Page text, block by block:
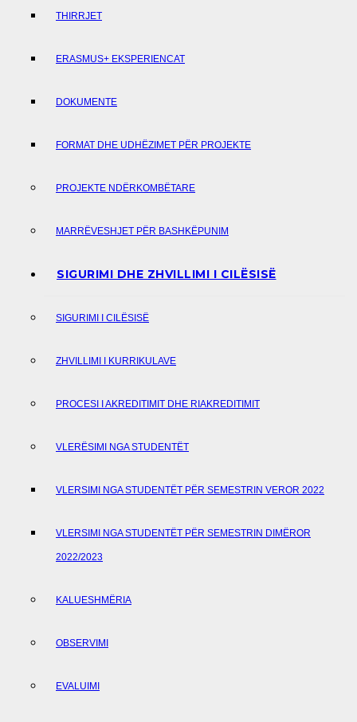
THIRRJET
ERASMUS+ EKSPERIENCAT
DOKUMENTE
FORMAT DHE UDHËZIMET PËR PROJEKTE
PROJEKTE NDËRKOMBËTARE
MARRËVESHJET PËR BASHKËPUNIM
SIGURIMI DHE ZHVILLIMI I CILËSISË
SIGURIMI I CILËSISË
ZHVILLIMI I KURRIKULAVE
PROCESI I AKREDITIMIT DHE RIAKREDITIMIT
VLERËSIMI NGA STUDENTËT
VLERSIMI NGA STUDENTËT PËR SEMESTRIN VEROR 2022
VLERSIMI NGA STUDENTËT PËR SEMESTRIN DIMËROR
2022/2023
KALUESHMËRIA
OBSERVIMI
EVALUIMI